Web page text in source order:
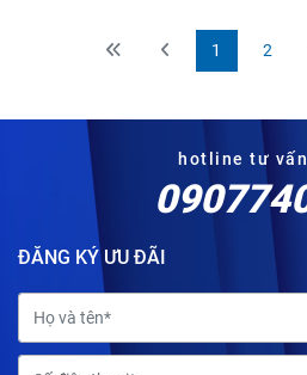
1 2
hotline tư
ĐĂNG KÝ ƯU ĐÃI